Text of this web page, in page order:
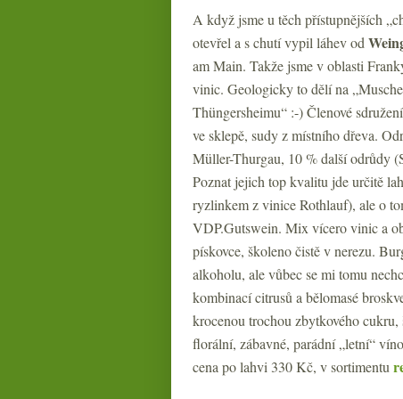
A když jsme u těch přístupnějších
otevřel a s chutí vypil láhev od
am Main. Takže jsme v oblasti
vinic. Geologicky to dělí na
Thüngersheimu“ :-) Členové
ve sklepě, sudy z místního dřeva.
Müller-Thurgau, 10 % další odrůdy
Poznat jejich top kvalitu jde určitě
ryzlinkem z vinice Rothlauf), ale o
VDP.Gutswein. Mix vícero vinic a
pískovce, školeno čistě v nerezu.
alkoholu, ale vůbec se mi tomu
kombinací citrusů a bělomasé
krocenou trochou zbytkového
florální, zábavné, parádní „letní“
cena po lahvi 330 Kč, v sortimentu